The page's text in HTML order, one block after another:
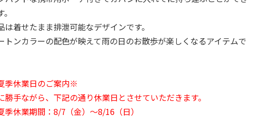
は着せたまま排泄可能なデザインです。
トンカラーの配色が映えて雨の日のお散歩が楽しくなるアイテムで
季休業日のご案内※
勝手ながら、下記の通り休業日とさせていただきます。
季休業期間：8/7（金）～8/16（日）